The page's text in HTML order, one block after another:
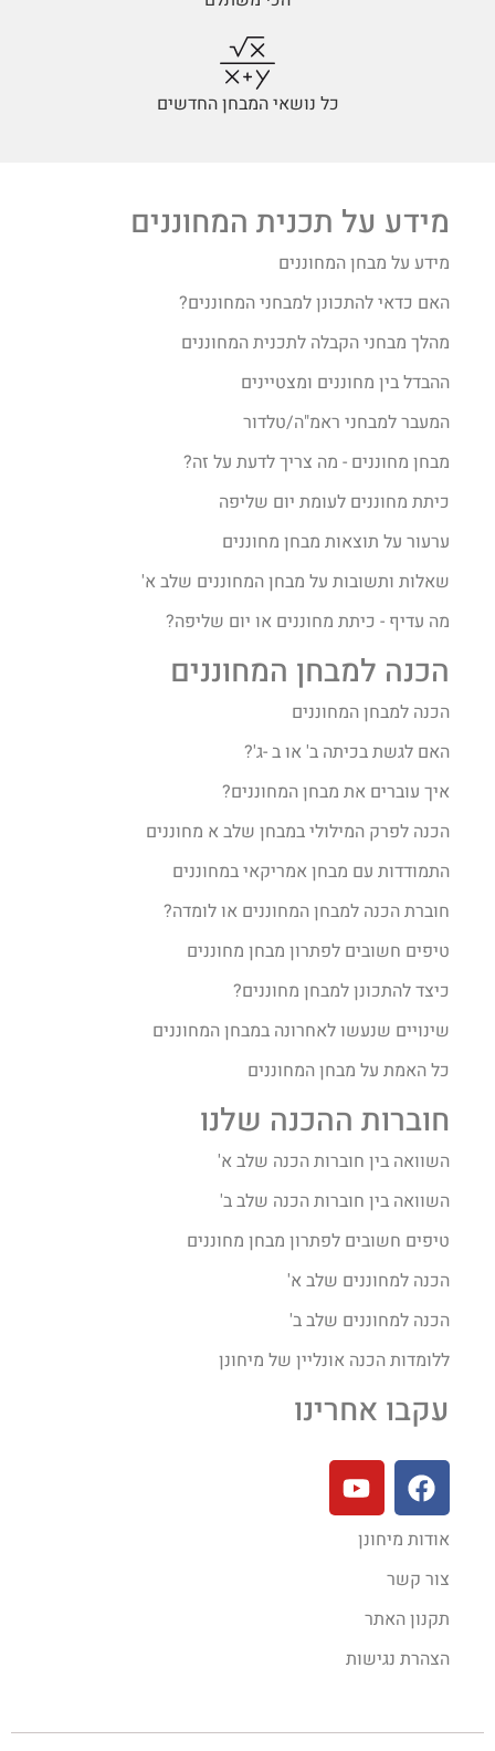
כל נושאי המבחן החדשים
מידע על תכנית המחוננים
מידע על מבחן המחוננים
האם כדאי להתכונן למבחני המחוננים?
מהלך מבחני הקבלה לתכנית המחוננים
ההבדל בין מחוננים ומצטיינים
המעבר למבחני ראמ"ה/טלדור
מבחן מחוננים - מה צריך לדעת על זה?
כיתת מחוננים לעומת יום שליפה
ערעור על תוצאות מבחן מחוננים
שאלות ותשובות על מבחן המחוננים שלב א'
מה עדיף - כיתת מחוננים או יום שליפה?
הכנה למבחן המחוננים
הכנה למבחן המחוננים
האם לגשת בכיתה ב' או ב -ג'?
איך עוברים את מבחן המחוננים?​
הכנה לפרק המילולי במבחן שלב א מחוננים
התמודדות עם מבחן אמריקאי במחוננים
חוברת הכנה למבחן המחוננים או לומדה?
טיפים חשובים לפתרון מבחן מחוננים
כיצד להתכונן למבחן מחוננים?
שינויים שנעשו לאחרונה במבחן המחוננים
כל האמת על מבחן המחוננים
חוברות ההכנה שלנו
השוואה בין חוברות הכנה שלב א'
השוואה בין חוברות הכנה שלב ב'
טיפים חשובים לפתרון מבחן מחוננים
הכנה למחוננים שלב א'
הכנה למחוננים שלב ב'
ללומדות הכנה אונליין של מיחונן
עקבו אחרינו
אודות מיחונן
צור קשר
תקנון האתר
הצהרת נגישות